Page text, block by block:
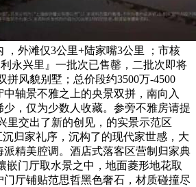
，外滩仅3公里+陆家嘴3公里 ；市核
永兴里』一批次已售罄，二批次即将
拼风貌别墅；总价段约3500万-4500
轴景不雅之上的央景双拼，南向入
少，仅为少数人收藏。参旁不雅房请提
里交出了新的创见，的实景示范区
归家礼序，沉构了的现代家世感，大
精美腔调。酒店式落客区营制归家典
嵌门厅取水景之中，地面菱形地花取
厅铺贴范思哲黑色奢石，材质碰撞尽